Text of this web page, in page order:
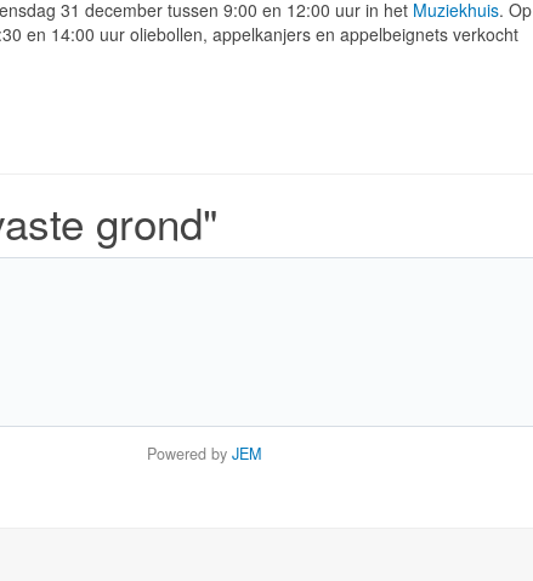
31 december tussen 9:00 en 12:00 uur in het Muziekhuis. Op
en 14:00 uur oliebollen, appelkanjers en appelbeignets verkocht
grond"
Powered by JEM